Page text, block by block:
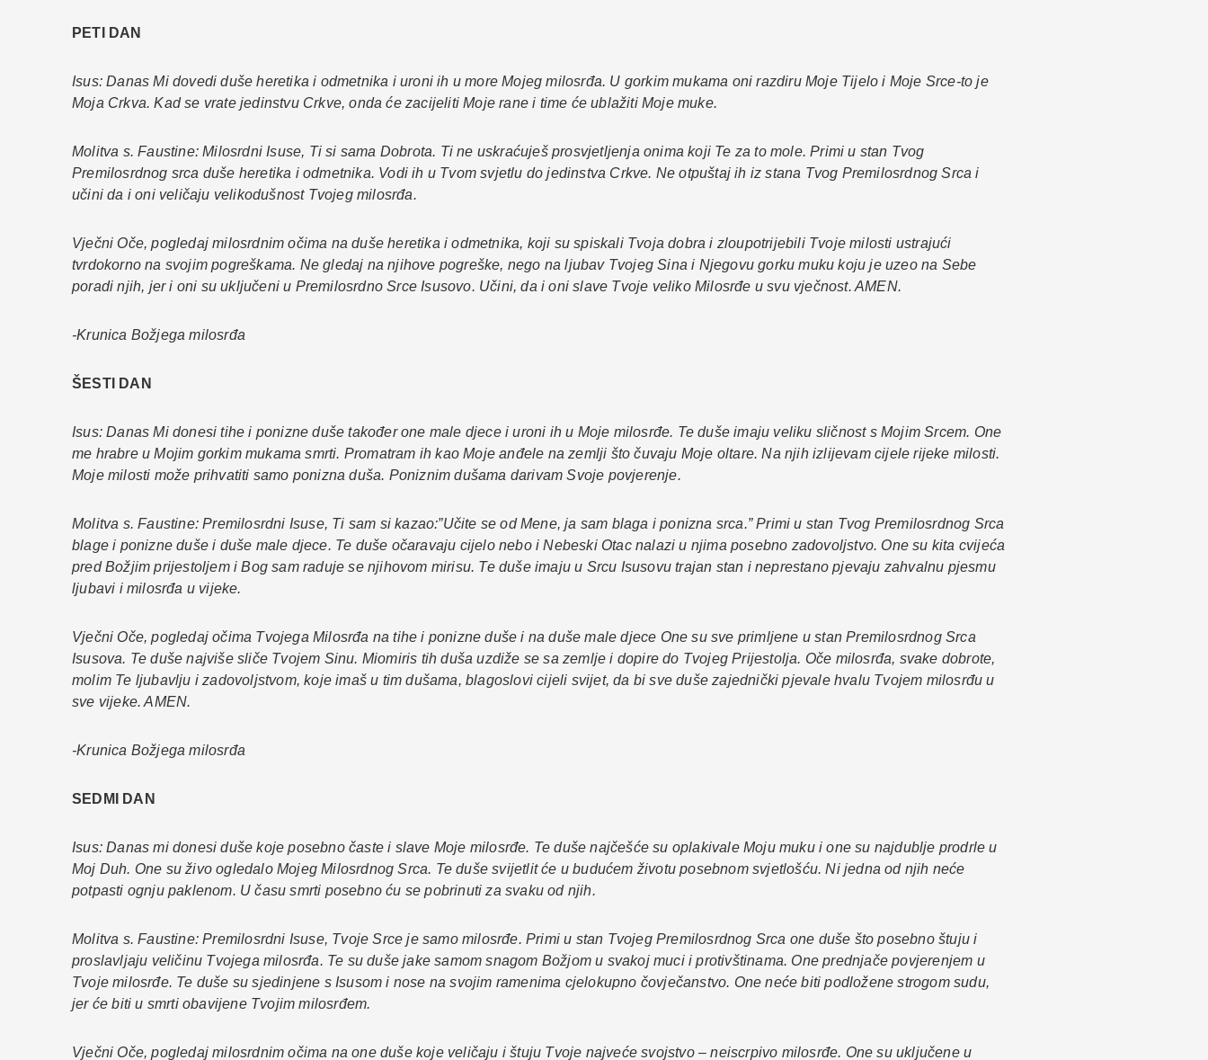
PETI DAN
Isus: Danas Mi dovedi duše heretika i odmetnika i uroni ih u more Mojeg milosrđa. U gorkim mukama oni razdiru Moje Tijelo i Moje Srce-to je
Moja Crkva. Kad se vrate jedinstvu Crkve, onda će zacijeliti Moje rane i time će ublažiti Moje muke.
Molitva s. Faustine: Milosrdni Isuse, Ti si sama Dobrota. Ti ne uskraćuješ prosvjetljenja onima koji Te za to mole. Primi u stan Tvog
Premilosrdnog srca duše heretika i odmetnika. Vodi ih u Tvom svjetlu do jedinstva Crkve. Ne otpuštaj ih iz stana Tvog Premilosrdnog Srca i
učini da i oni veličaju velikodušnost Tvojeg milosrđa.
Vječni Oče, pogledaj milosrdnim očima na duše heretika i odmetnika, koji su spiskali Tvoja dobra i zloupotrijebili Tvoje milosti ustrajući
tvrdokorno na svojim pogreškama. Ne gledaj na njihove pogreške, nego na ljubav Tvojeg Sina i Njegovu gorku muku koju je uzeo na Sebe
poradi njih, jer i oni su uključeni u Premilosrdno Srce Isusovo. Učini, da i oni slave Tvoje veliko Milosrđe u svu vječnost. AMEN.
-Krunica Božjega milosrđa
ŠESTI DAN
Isus: Danas Mi donesi tihe i ponizne duše također one male djece i uroni ih u Moje milosrđe. Te duše imaju veliku sličnost s Mojim Srcem. One
me hrabre u Mojim gorkim mukama smrti. Promatram ih kao Moje anđele na zemlji što čuvaju Moje oltare. Na njih izlijevam cijele rijeke milosti.
Moje milosti može prihvatiti samo ponizna duša. Poniznim dušama darivam Svoje povjerenje.
Molitva s. Faustine: Premilosrdni Isuse, Ti sam si kazao:”Učite se od Mene, ja sam blaga i ponizna srca.” Primi u stan Tvog Premilosrdnog Srca
blage i ponizne duše i duše male djece. Te duše očaravaju cijelo nebo i Nebeski Otac nalazi u njima posebno zadovoljstvo. One su kita cvijeća
pred Božjim prijestoljem i Bog sam raduje se njihovom mirisu. Te duše imaju u Srcu Isusovu trajan stan i neprestano pjevaju zahvalnu pjesmu
ljubavi i milosrđa u vijeke.
Vječni Oče, pogledaj očima Tvojega Milosrđa na tihe i ponizne duše i na duše male djece One su sve primljene u stan Premilosrdnog Srca
Isusova. Te duše najviše sliče Tvojem Sinu. Miomiris tih duša uzdiže se sa zemlje i dopire do Tvojeg Prijestolja. Oče milosrđa, svake dobrote,
molim Te ljubavlju i zadovoljstvom, koje imaš u tim dušama, blagoslovi cijeli svijet, da bi sve duše zajednički pjevale hvalu Tvojem milosrđu u
sve vijeke. AMEN.
-Krunica Božjega milosrđa
SEDMI DAN
Isus: Danas mi donesi duše koje posebno časte i slave Moje milosrđe. Te duše najčešće su oplakivale Moju muku i one su najdublje prodrle u
Moj Duh. One su živo ogledalo Mojeg Milosrdnog Srca. Te duše svijetlit će u budućem životu posebnom svjetlošću. Ni jedna od njih neće
potpasti ognju paklenom. U času smrti posebno ću se pobrinuti za svaku od njih.
Molitva s. Faustine: Premilosrdni Isuse, Tvoje Srce je samo milosrđe. Primi u stan Tvojeg Premilosrdnog Srca one duše što posebno štuju i
proslavljaju veličinu Tvojega milosrđa. Te su duše jake samom snagom Božjom u svakoj muci i protivštinama. One prednjače povjerenjem u
Tvoje milosrđe. Te duše su sjedinjene s Isusom i nose na svojim ramenima cjelokupno čovječanstvo. One neće biti podložene strogom sudu,
jer će biti u smrti obavijene Tvojim milosrđem.
Vječni Oče, pogledaj milosrdnim očima na one duše koje veličaju i štuju Tvoje najveće svojstvo – neiscrpivo milosrđe. One su uključene u